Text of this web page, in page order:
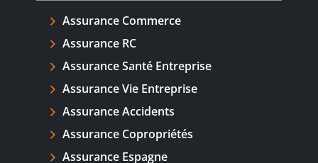
Assurance Commerce
Assurance RC
Assurance Santé Entreprise
Assurance Vie Entreprise
Assurance Accidents
Assurance Copropriétés
Assurance Espagne